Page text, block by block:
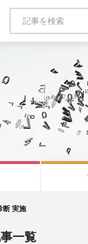
断 実施
一覧